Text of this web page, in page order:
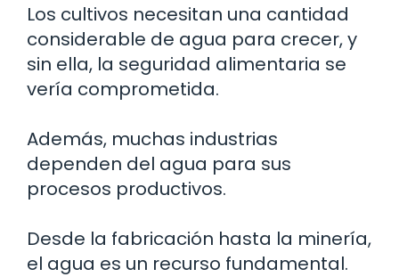
Los cultivos necesitan una cantidad
considerable de agua para crecer, y
sin ella, la seguridad alimentaria se
vería comprometida.
Además, muchas industrias
dependen del agua para sus
procesos productivos.
Desde la fabricación hasta la minería,
el agua es un recurso fundamental.